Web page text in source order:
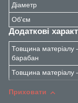
Діаметр
Об'єм
Додаткові
Товщина
барабан
Товщина матеріалу
Приховати